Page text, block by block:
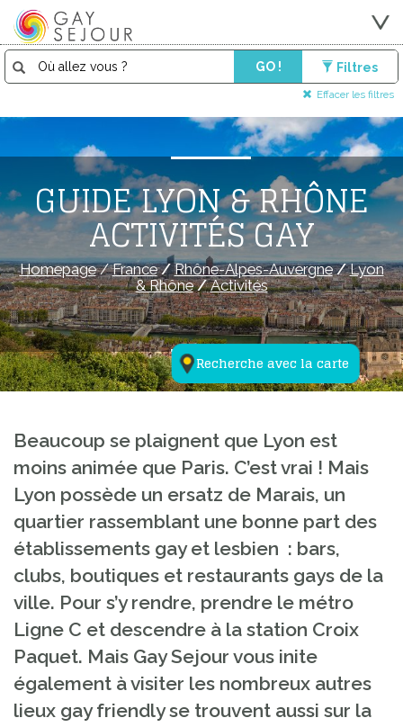
GO ! Filtres
Effacer les filtres
Recherche avec la carte
GUIDE LYON & RHÔNE
ACTIVITÉS GAY
Homepage/France/Rhône-Alpes-Auvergne/Lyon
& Rhône/Activités
Beaucoup se plaignent que Lyon est
moins animée que Paris. C’est vrai ! Mais
Lyon possède un ersatz de Marais, un
quartier rassemblant une bonne part des
établissements gay et lesbien : bars,
clubs, boutiques et restaurants gays de la
ville. Pour s’y rendre, prendre le métro
Ligne C et descendre à la station Croix
Paquet. Mais Gay Sejour vous inite
également à visiter les nombreux autres
lieux gay friendly se trouvent aussi sur la